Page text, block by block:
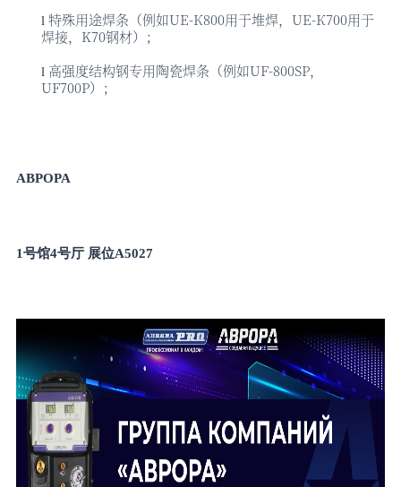
l 特殊用途焊条（例如UE-К800用于堆焊，UE-К700用于
焊接，K70钢材）；
l 高强度结构钢专用陶瓷焊条（例如UF-800SP，
UF700P）；
ABPOPA
1号馆4号厅 展位A5027